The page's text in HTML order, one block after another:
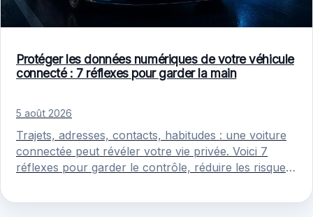
Protéger les données numériques de votre véhicule
connecté : 7 réflexes pour garder la main
5 août 2026
Trajets, adresses, contacts, habitudes : une voiture
connectée peut révéler votre vie privée. Voici 7
réflexes pour garder le contrôle, réduire les risques